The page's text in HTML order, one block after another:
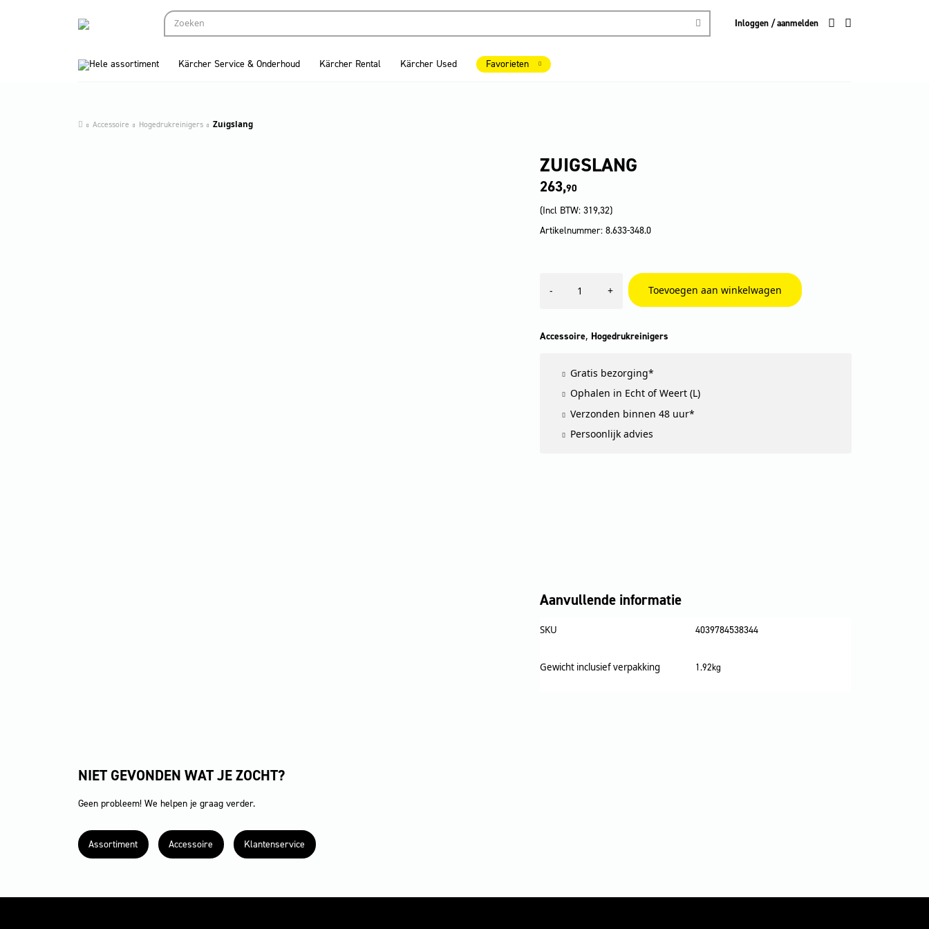
Inloggen / aanmelden
Hele assortiment Kärcher Service & Onderhoud Kärcher Rental Kärcher Used Favorieten
Accessoire Hogedrukreinigers Zuigslang
ZUIGSLANG
263,90
(Incl BTW: 319,32)
Artikelnummer: 8.633-348.0
-
aantal
+ Toevoegen aan winkelwagen
Accessoire, Hogedrukreinigers
Gratis bezorging*
Ophalen in Echt of Weert (L)
Verzonden binnen 48 uur*
Persoonlijk advies
Aanvullende informatie
SKU 4039784538344
Gewicht inclusief verpakking 1.92kg
NIET GEVONDEN WAT JE ZOCHT?
Geen probleem! We helpen je graag verder.
Assortiment Accessoire Klantenservice